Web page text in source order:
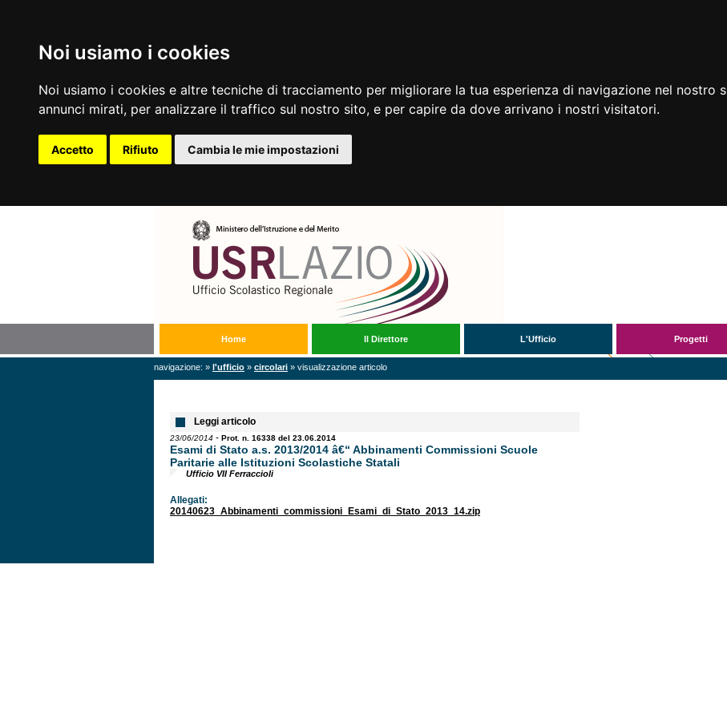
Noi usiamo i cookies
Noi usiamo i cookies e altre tecniche di tracciamento per migliorare la tua esperienza di navigazione nel
annunci mirati, per analizzare il traffico sul nostro sito, e per capire da dove arrivano i nostri visitatori.
Accetto Rifiuto Cambia le mie impostazioni
Home Il Direttore L'Ufficio Progetti
navigazione: » l'ufficio » circolari » visualizzazione articolo
Leggi articolo
23/06/2014 - Prot. n. 16338 del 23.06.2014
Esami di Stato a.s. 2013/2014 â€“ Abbinamenti Commissioni Scuole
Paritarie alle Istituzioni Scolastiche Statali
Ufficio VII Ferraccioli
Allegati:
20140623_Abbinamenti_commissioni_Esami_di_Stato_2013_14.zip